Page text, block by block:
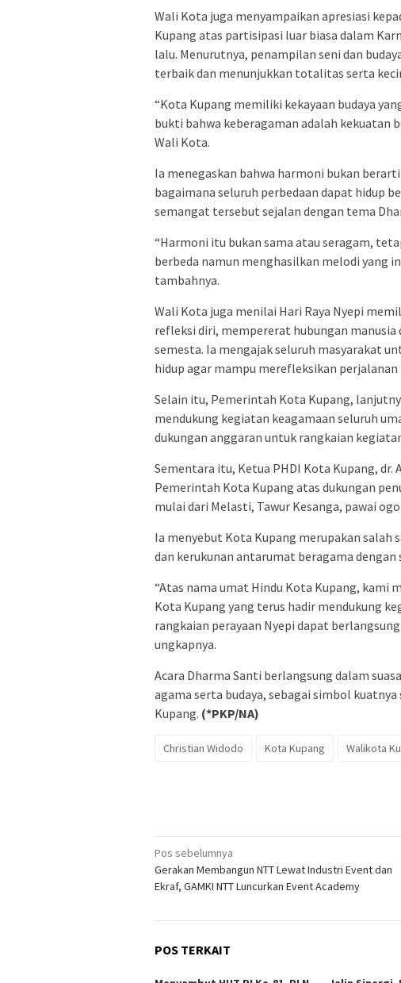
Wali Kota juga menyampaikan apresiasi
Kupang atas partisipasi luar biasa dalam
lalu. Menurutnya, penampilan seni dan
terbaik dan menunjukkan totalitas serta
“Kota Kupang memiliki kekayaan budaya
bukti bahwa keberagaman adalah kekuatan
Wali Kota.
Ia menegaskan bahwa harmoni bukan
bagaimana seluruh perbedaan dapat hidup
semangat tersebut sejalan dengan tema
“Harmoni itu bukan sama atau seragam,
berbeda namun menghasilkan melodi yang
tambahnya.
Wali Kota juga menilai Hari Raya Nyepi
refleksi diri, mempererat hubungan manusia
semesta. Ia mengajak seluruh masyarakat
hidup agar mampu merefleksikan perjalanan
Selain itu, Pemerintah Kota Kupang,
mendukung kegiatan keagamaan seluruh
dukungan anggaran untuk rangkaian
Sementara itu, Ketua PHDI Kota Kupang,
Pemerintah Kota Kupang atas dukungan
mulai dari Melasti, Tawur Kesanga, pawai
Ia menyebut Kota Kupang merupakan
dan kerukunan antarumat beragama dengan
“Atas nama umat Hindu Kota Kupang, kami
Kota Kupang yang terus hadir mendukung
rangkaian perayaan Nyepi dapat
ungkapnya.
Acara Dharma Santi berlangsung dalam
agama serta budaya, sebagai simbol
Kupang. (*PKP/NA)
Christian Widodo Kota Kupang Walikota
Navigasi
pos
Pos sebelumnya
Gerakan Membangun NTT Lewat Industri Event dan
Ekraf, GAMKI NTT Luncurkan Event Academy
POS TERKAIT